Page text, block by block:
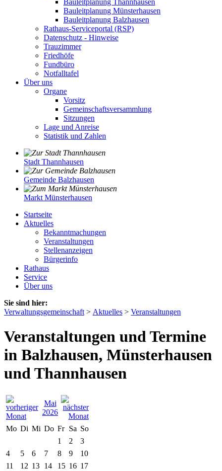
Bauleitplanung Thannhausen
Bauleitplanung Münsterhausen
Bauleitplanung Balzhausen
Rathaus-Serviceportal (RSP)
Datenschutz - Hinweise
Trauzimmer
Friedhöfe
Fundbüro
Notfalltafel
Über uns
Organe
Vorsitz
Gemeinschaftsversammlung
Sitzungen
Lage und Anreise
Statistik und Zahlen
Stadt Thannhausen
Gemeinde Balzhausen
Markt Münsterhausen
Startseite
Aktuelles
Bekanntmachungen
Veranstaltungen
Stellenanzeigen
Bürgerinfo
Rathaus
Service
Über uns
Sie sind hier:
Verwaltungsgemeinschaft > Aktuelles > Veranstaltungen
Veranstaltungen und Termine
in Balzhausen, Münsterhausen
und Thannhausen
Mai
2026
Mo Di Mi Do Fr Sa So
1
2
3
4
5 6 7 8 9
10
11
12 13 14 15 16 17